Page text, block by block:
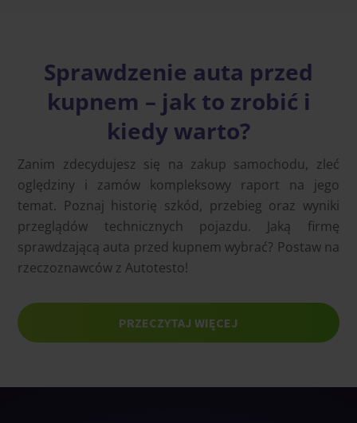
Sprawdzenie auta przed
kupnem – jak to zrobić i
kiedy warto?
Zanim zdecydujesz się na zakup samochodu, zleć
oględziny i zamów kompleksowy raport na jego
temat. Poznaj historię szkód, przebieg oraz wyniki
przeglądów technicznych pojazdu. Jaką firmę
sprawdzającą auta przed kupnem wybrać? Postaw na
rzeczoznawców z Autotesto!
PRZECZYTAJ WIĘCEJ